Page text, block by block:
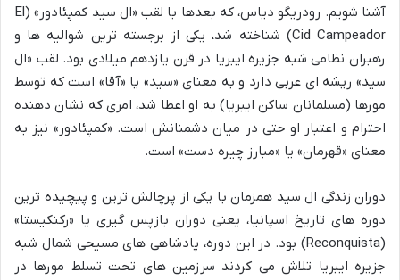
آشنا شویم. رودریگو دیاس، که بعدها با لقب «ال سید کمپئادور» (El
Cid Campeador) شناخته شد، یکی از برجسته ترین شوالیه ها و
رهبران نظامی شبه جزیره ایبریا در قرن یازدهم میلادی بود. لقب «ال
سید» ریشه ای عربی دارد و به معنای «سید» یا «آقا» است که توسط
مورها (مسلمانان ساکن ایبریا) به او اعطا شد، امری که نشان دهنده
احترام و اعتبار او حتی در میان دشمنانش است. «کمپئادور» نیز به
معنای «قهرمان» یا «مبارز چیره دست» است.
دوران زندگی ال سید همزمان با یکی از پرچالش ترین و پیچیده ترین
دوره های تاریخ اسپانیا، یعنی دوران بازپس گیری یا «رکنکیستا»
(Reconquista) بود. در این دوره، پادشاهی های مسیحی شمال شبه
جزیره ایبریا تلاش می کردند سرزمین های تحت تسلط مورها در